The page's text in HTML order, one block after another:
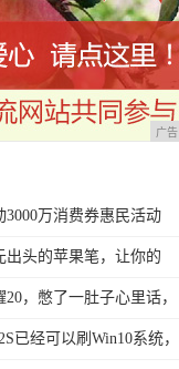
广告
万消费券惠民活动
出头的苹果笔，让你的
，憋了一肚子心里话，
已经可以刷Win10系统，